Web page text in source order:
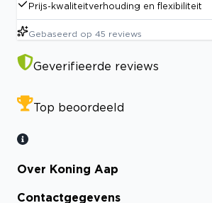
Prijs-kwaliteitverhouding en flexibiliteit
Gebaseerd op 45 reviews
Geverifieerde reviews
Top beoordeeld
Over Koning Aap
Contactgegevens